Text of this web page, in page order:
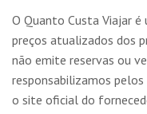
O Quanto Custa Viajar
preços atualizados dos
não emite reservas ou
responsabilizamos
o site oficial do